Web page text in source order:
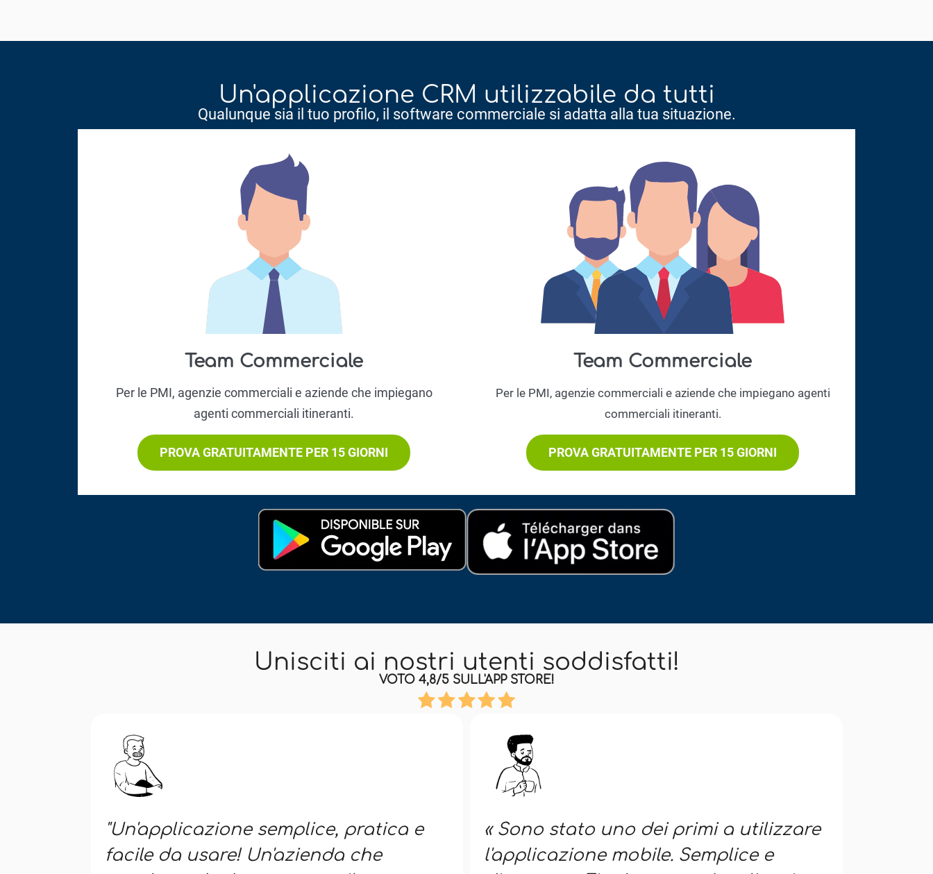
Un'applicazione CRM utilizzabile da tutti
Qualunque sia il tuo profilo, il software commerciale si adatta alla tua situazione.
Team Commerciale
Per le PMI, agenzie commerciali e aziende che impiegano
agenti commerciali itineranti.
PROVA GRATUITAMENTE PER 15 GIORNI
Team Commerciale
Per le PMI, agenzie commerciali e aziende che impiegano agenti
commerciali itineranti.
PROVA GRATUITAMENTE PER 15 GIORNI
Unisciti ai nostri utenti soddisfatti!
VOTO 4,8/5 SULL'APP STORE!
"Un'applicazione semplice, pratica e
facile da usare! Un'azienda che
« Sono stato uno dei primi a utilizzare
l'applicazione mobile. Semplice e